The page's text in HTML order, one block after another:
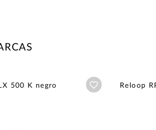
500 K negro Añadir a wishlist
Reloop